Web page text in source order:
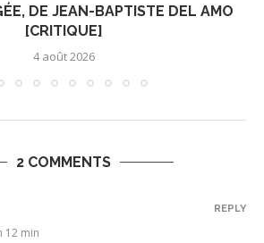
DE JEAN-BAPTISTE DEL AMO
[CRITIQUE]
4 août 2026
2 COMMENTS
12 min
REPLY